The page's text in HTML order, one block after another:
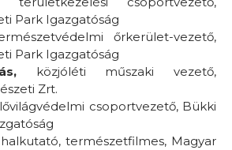
Park Igazgatóság
őrkerület-vezető,
Park Igazgatóság
közjóléti műszaki vezető,
Zrt.
csoportvezető, Bükki
halkutató, természetfilmes, Magyar